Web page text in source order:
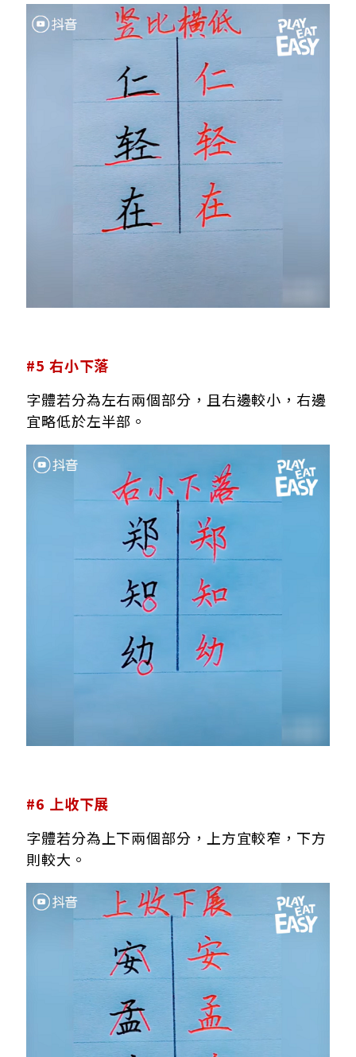
#5 右小下落
字體若分為左右兩個部分，且右邊較小，右邊
宜略低於左半部。
#6 上收下展
字體若分為上下兩個部分，上方宜較窄，下方
則較大。